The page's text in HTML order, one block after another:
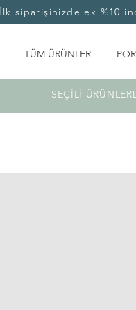
TÜM ÜRÜNLER
SEÇİLİ